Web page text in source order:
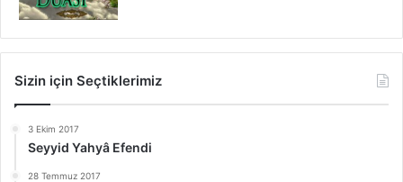
Sizin için Seçtiklerimiz
3 Ekim 2017
Seyyid Yahyâ Efendi
28 Temmuz 2017